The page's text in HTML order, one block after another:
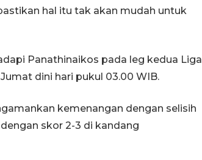
hal itu tak akan mudah untuk
Panathinaikos pada leg kedua Liga
dini hari pukul 03.00 WIB.
kemenangan dengan selisih
skor 2-3 di kandang